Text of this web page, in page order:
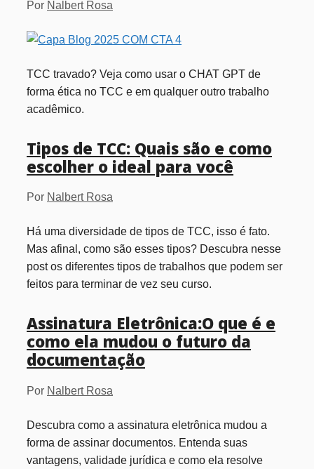
Por Nalbert Rosa
TCC travado? Veja como usar o CHAT GPT de
forma ética no TCC e em qualquer outro trabalho
acadêmico.
Tipos de TCC: Quais são e como
escolher o ideal para você
Por Nalbert Rosa
Há uma diversidade de tipos de TCC, isso é fato.
Mas afinal, como são esses tipos? Descubra nesse
post os diferentes tipos de trabalhos que podem ser
feitos para terminar de vez seu curso.
Assinatura Eletrônica:O que é e
como ela mudou o futuro da
documentação
Por Nalbert Rosa
Descubra como a assinatura eletrônica mudou a
forma de assinar documentos. Entenda suas
vantagens, validade jurídica e como ela resolve